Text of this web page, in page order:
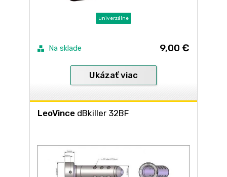
univerzálne
Na sklade 9,00 €
Ukázať viac
LeoVince dBkiller 32BF